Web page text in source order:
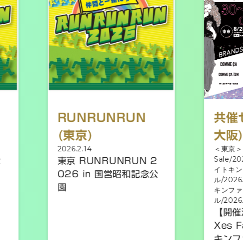
2
和記念公
共催セール (東京・
Sale/2026.8.28～29 ＜大阪＞
イトキンファミリーセー
ル/2026.9.18～19 ＜東京＞イト